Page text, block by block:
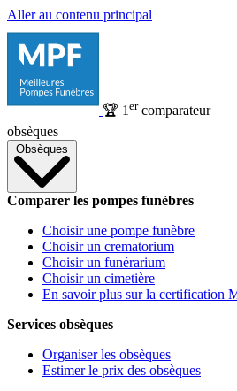
Aller au contenu principal
🏆 1 ercomparateur
obsèques
Obsèques
Comparer les pompes funèbres
Choisir une pompe funèbre
Choisir un crematorium
Choisir un funérarium
Choisir un cimetière
En savoir plus sur la certification
Services obsèques
Organiser les obsèques
Estimer le prix des obsèques